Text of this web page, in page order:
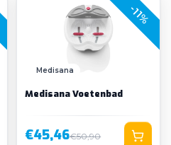
-11%
Medisana
Medisana Voetenbad
€45,46€50,90